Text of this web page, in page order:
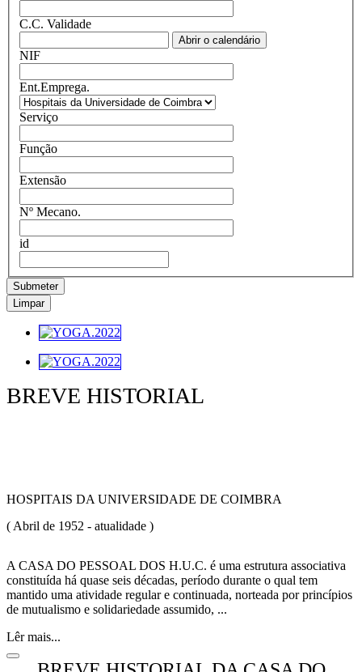
C.C. Validade
Abrir o calendário
NIF
Ent.Emprega.
Serviço
Função
Extensão
Nº Mecano.
id
Submeter
Limpar
BREVE HISTORIAL
HOSPITAIS DA UNIVERSIDADE DE COIMBRA
( Abril de 1952 - atualidade )
A CASA DO PESSOAL DOS H.U.C. é uma estrutura associativa
constituída há quase seis décadas, período durante o qual tem
mantido uma atividade regular e continuada, norteada por princípios
de mutualismo e solidariedade assumido, ...
Lêr mais...